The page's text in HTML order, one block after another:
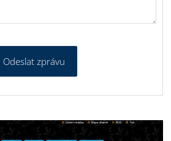
Odeslat zprávu